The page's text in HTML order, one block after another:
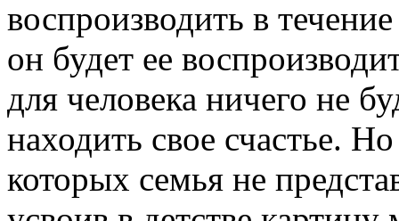
воспроизводить в
он будет ее
для человека ничего не
находить свое счастье.
которых семья не